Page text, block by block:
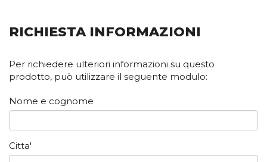
RICHIESTA INFORMAZIONI
Per richiedere ulteriori informazioni su questo
prodotto, può utilizzare il seguente modulo:
Nome e cognome
Citta'